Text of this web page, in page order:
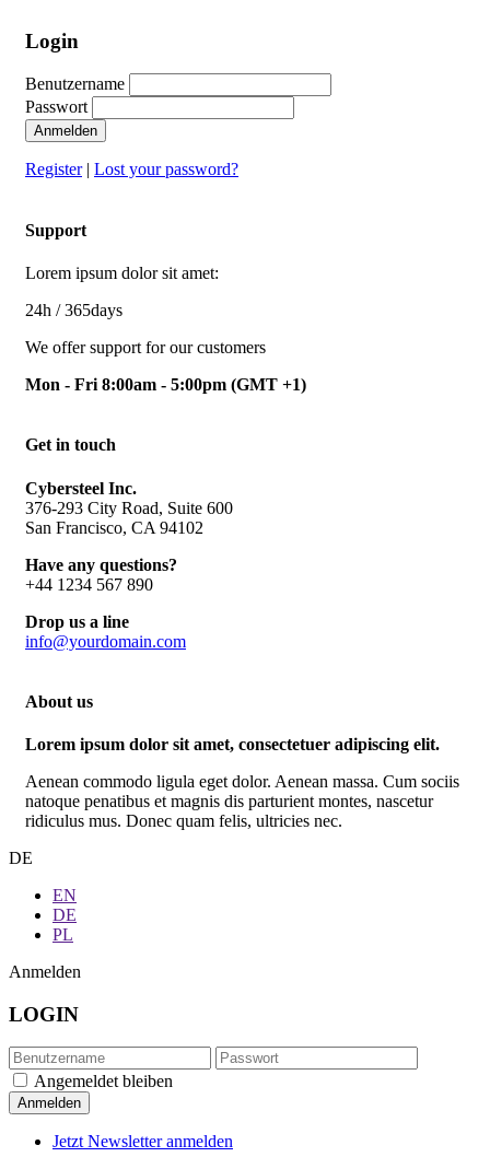
Login
Benutzername
Passwort
Anmelden
Register| Lost your password?
Support
Lorem ipsum dolor sit amet:
24h / 365days
We offer support for our customers
Mon - Fri 8:00am - 5:00pm (GMT +1)
Get in touch
Cybersteel Inc.
376-293 City Road, Suite 600
San Francisco, CA 94102
Have any questions?
+44 1234 567 890
Drop us a line
info@yourdomain.com
About us
Lorem ipsum dolor sit amet, consectetuer adipiscing elit.
Aenean commodo ligula eget dolor. Aenean massa. Cum sociis
natoque penatibus et magnis dis parturient montes, nascetur
ridiculus mus. Donec quam felis, ultricies nec.
DE
EN
DE
PL
Anmelden
LOGIN
Angemeldet bleiben
Jetzt Newsletter anmelden